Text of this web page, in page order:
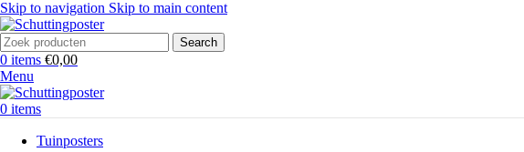
Skip to navigation Skip to main content
Search
0 items €0,00
Menu
0 items
Tuinposters